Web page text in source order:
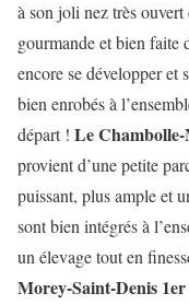
à son joli nez très
gourmande et bien faite
encore se développer et
bien enrobés à
départ ! Le
provient d’une petite
puissant, plus ample et
sont bien intégrés à
un élevage tout en
Morey-Saint-Denis